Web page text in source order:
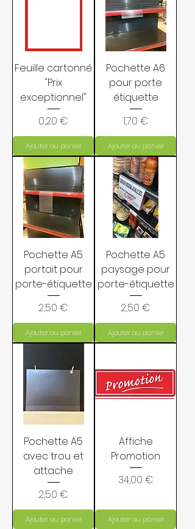
Feuille cartonné
"Prix
exceptionnel"
Prix
0,20 €
Ajouter au panier
Pochette A6
pour porte
étiquette
Prix
1,70 €
Ajouter au panier
Pochette A5
portait pour
porte-étiquette
Prix
2,50 €
Ajouter au panier
Pochette A5
paysage pour
porte-étiquette
Prix
2,50 €
Ajouter au panier
Pochette A5
avec trou et
attache
Prix
2,50 €
Ajouter au panier
Affiche
Promotion
Prix
34,00 €
Ajouter au panier